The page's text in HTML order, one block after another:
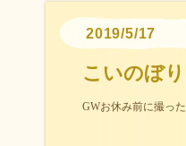
2019/5/17
こいのぼり
GWお休み前に撮った